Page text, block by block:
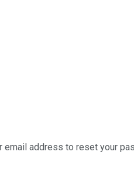
email address to reset your